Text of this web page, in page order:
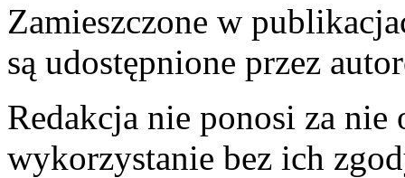
Zamieszczone w
są udostępnione przez
Redakcja nie ponosi za
wykorzystanie bez ich